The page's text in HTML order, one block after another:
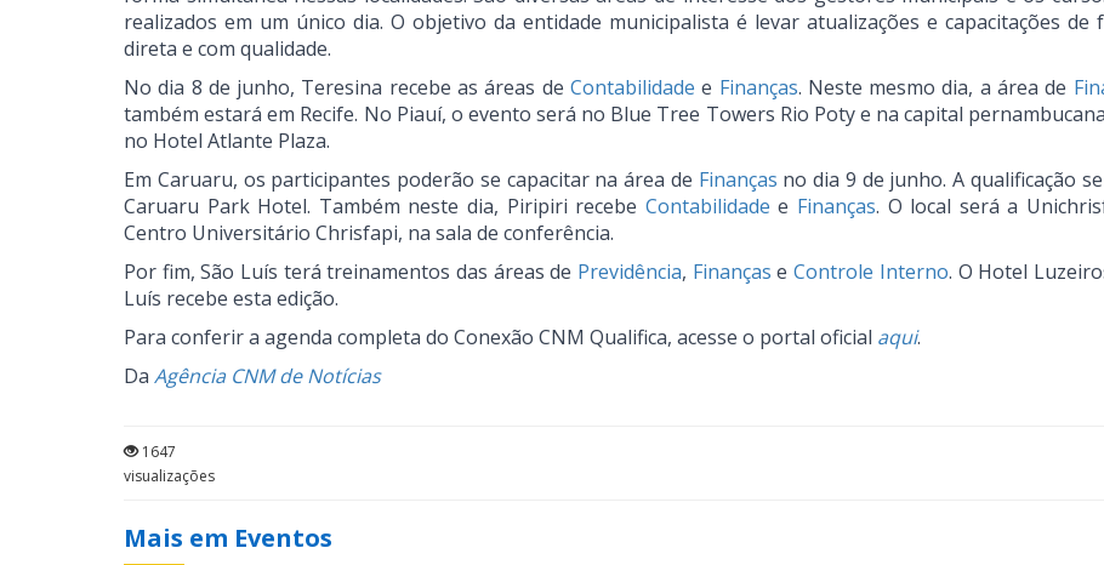
realizados em um único dia. O objetivo da entidade municipalista é levar atualizações e capacitações de
direta e com qualidade.
No dia 8 de junho, Teresina recebe as áreas de Contabilidade e Finanças. Neste mesmo dia, a área de
também estará em Recife. No Piauí, o evento será no Blue Tree Towers Rio Poty e na capital
no Hotel Atlante Plaza.
Em Caruaru, os participantes poderão se capacitar na área de Finanças no dia 9 de junho. A qualificação
Caruaru Park Hotel. Também neste dia, Piripiri recebe Contabilidade e Finanças. O local será a
Centro Universitário Chrisfapi, na sala de conferência.
Por fim, São Luís terá treinamentos das áreas de Previdência, Finanças eControle Interno. O Hotel
Luís recebe esta edição.
Para conferir a agenda completa do Conexão CNM Qualifica, acesse o portal oficial aqui.
Da Agência CNM de Notícias
1647
visualizações
Mais em Eventos